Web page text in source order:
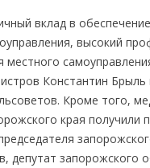
вклад в
высокий
местного
Константин Брыль
Кроме того,
края получили
депутат запорожского